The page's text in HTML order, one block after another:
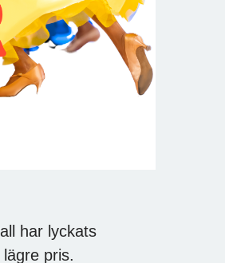
har lyckats
pris.